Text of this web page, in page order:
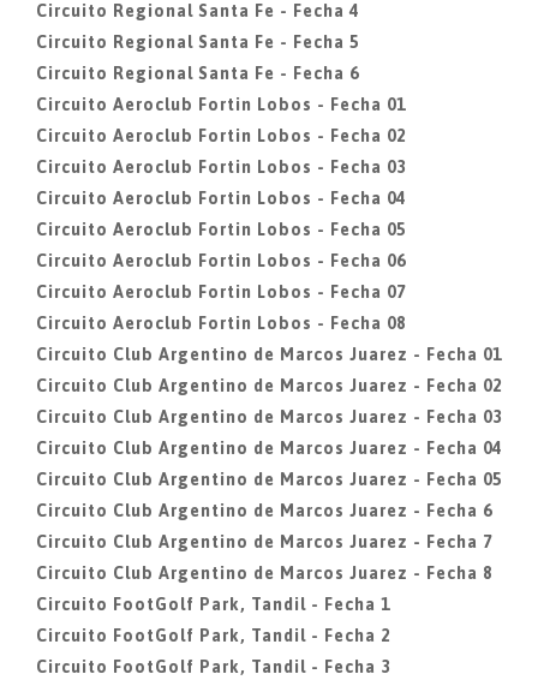
Circuito Regional Santa Fe - Fecha 4
Circuito Regional Santa Fe - Fecha 5
Circuito Regional Santa Fe - Fecha 6
Circuito Aeroclub Fortin Lobos - Fecha 01
Circuito Aeroclub Fortin Lobos - Fecha 02
Circuito Aeroclub Fortin Lobos - Fecha 03
Circuito Aeroclub Fortin Lobos - Fecha 04
Circuito Aeroclub Fortin Lobos - Fecha 05
Circuito Aeroclub Fortin Lobos - Fecha 06
Circuito Aeroclub Fortin Lobos - Fecha 07
Circuito Aeroclub Fortin Lobos - Fecha 08
Circuito Club Argentino de Marcos Juarez - Fecha 01
Circuito Club Argentino de Marcos Juarez - Fecha 02
Circuito Club Argentino de Marcos Juarez - Fecha 03
Circuito Club Argentino de Marcos Juarez - Fecha 04
Circuito Club Argentino de Marcos Juarez - Fecha 05
Circuito Club Argentino de Marcos Juarez - Fecha 6
Circuito Club Argentino de Marcos Juarez - Fecha 7
Circuito Club Argentino de Marcos Juarez - Fecha 8
Circuito FootGolf Park, Tandil - Fecha 1
Circuito FootGolf Park, Tandil - Fecha 2
Circuito FootGolf Park, Tandil - Fecha 3